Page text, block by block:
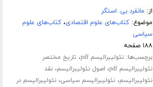
از: مانفرد بی. استگر
موضوع:کتاب‌های علوم اقتصادی،کتاب‌های علوم
سیاسی
۱۸۸ صفحه
برچسب‌ها:نئولیبرالیسم pdf ، تاریخ مختصر
نئولیبرالیسم pdf
، اصول نئولیبرالیسم،نقد
نئولیبرالیسم،نئولیبرالیسم سیاسی،نئولیبرالیسم در